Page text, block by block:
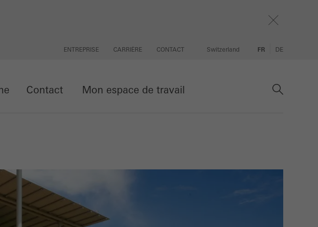
ENTREPRISE CARRIÈRE CONTACT Switzerland FR DE
Contact Mon espace de travail